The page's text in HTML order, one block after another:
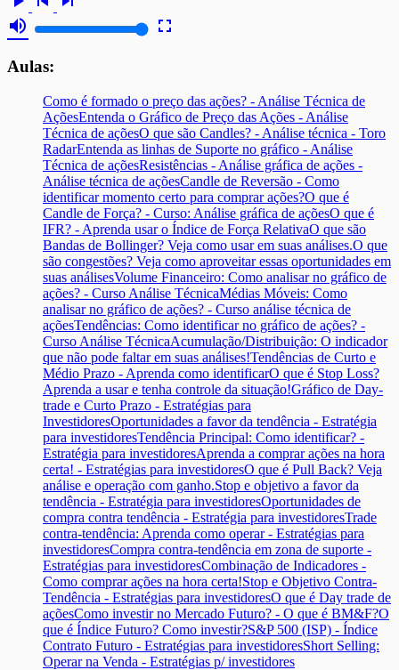
volume_up
fullscreen
Aulas:
Como é formado o preço das ações? - Análise Técnica de
AçõesEntenda o Gráfico de Preço das Ações - Análise
Técnica de açõesO que são Candles? - Análise técnica - Toro
RadarEntenda as linhas de Suporte no gráfico - Análise
Técnica de açõesResistências - Análise gráfica de ações -
Análise técnica de açõesCandle de Reversão - Como
identificar momento certo para comprar ações?O que é
Candle de Força? - Curso: Análise gráfica de açõesO que é
IFR? - Aprenda usar o Índice de Força RelativaO que são
Bandas de Bollinger? Veja como usar em suas análises.O que
são congestões? Veja como aproveitar essas oportunidades em
suas análisesVolume Financeiro: Como analisar no gráfico de
ações? - Curso Análise TécnicaMédias Móveis: Como
analisar no gráfico de ações? - Curso análise técnica de
açõesTendências: Como identificar no gráfico de ações? -
Curso Análise TécnicaAcumulação/Distribuição: O indicador
que não pode faltar em suas análises!Tendências de Curto e
Médio Prazo - Aprenda como identificarO que é Stop Loss?
Aprenda a usar e tenha controle da situação!Gráfico de Day-
trade e Curto Prazo - Estratégias para
InvestidoresOportunidades a favor da tendência - Estratégia
para investidoresTendência Principal: Como identificar? -
Estratégia para investidoresAprenda a comprar ações na hora
certa! - Estratégias para investidoresO que é Pull Back? Veja
análise e operação com ganho.Stop e objetivo a favor da
tendência - Estratégia para investidoresOportunidades de
compra contra tendência - Estratégia para investidoresTrade
contra-tendência: Aprenda como operar - Estratégias para
investidoresCompra contra-tendência em zona de suporte -
Estratégias para investidoresCombinação de Indicadores -
Como comprar ações na hora certa!Stop e Objetivo Contra-
Tendência - Estratégias para investidoresO que é Day trade de
açõesComo investir no Mercado Futuro? - O que é BM&F?O
que é Índice Futuro? Como investir?S&P 500 (ISP) - Índice
Contrato Futuro - Estratégias para investidoresShort Selling:
Operar na Venda - Estratégias p/ investidores